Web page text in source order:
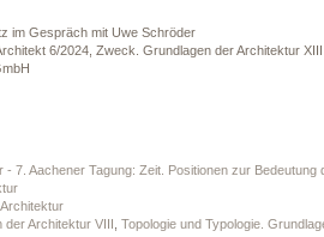
im Gespräch mit Uwe Schröder
6/2024, Zweck. Grundlagen der Architektur XIII
- 7. Aachener Tagung: Zeit. Positionen zur Bedeutung
Architektur VIII Topologie und Typologie.